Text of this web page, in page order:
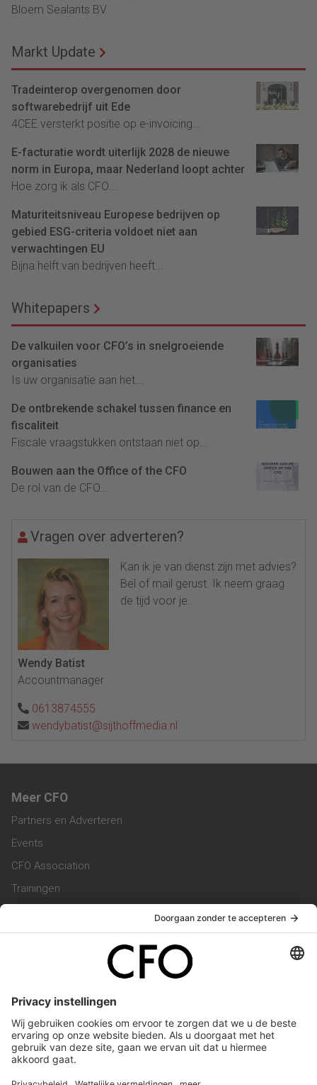
Bloem Sealants BV
Markt Update
Tradeinterop overgenomen door
softwarebedrijf uit Ede
4CEE versterkt positie op e-invoicing...
E-facturatie wordt uiterlijk 2028 de nieuwe
norm in Europa, maar Nederland loopt achter
Hoe zorg ik als CFO...
Maturiteitsniveau Europese bedrijven op
gebied ESG-criteria voldoet niet aan
verwachtingen EU
Bijna helft van bedrijven heeft...
Whitepapers
De valkuilen voor CFO’s in snelgroeiende
organisaties
Is uw organisatie aan het...
De ontbrekende schakel tussen finance en
fiscaliteit
Fiscale vraagstukken ontstaan niet op...
Bouwen aan the Office of the CFO
De rol van de CFO...
Vragen over adverteren?
Kan ik je van dienst zijn met advies?
Bel of mail gerust. Ik neem graag
de tijd voor je.
Wendy Batist
Accountmanager
0613874555
wendybatist@sijthoffmedia.nl
Meer CFO
Partners en Adverteren
Events
CFO Association
Trainingen
Vacatures
Service & Contact
Werken bij ons
Privacy Statement
Algemene Voorwaarden